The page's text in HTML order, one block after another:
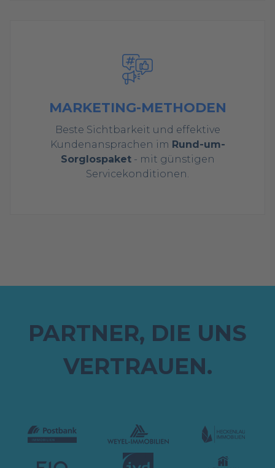
MARKETING-METHODEN
Beste Sichtbarkeit und effektive
Kundenansprachen im Rund-um-
Sorglospaket- mit günstigen
Servicekonditionen.
PARTNER, DIE UNS
VERTRAUEN.